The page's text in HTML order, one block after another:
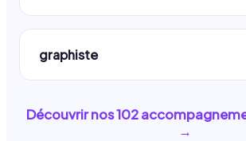
graphiste
Découvrir nos102
→